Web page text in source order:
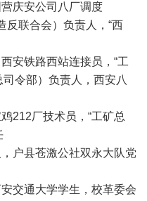
庆安公司八厂调度
反联合会）负责人，“西
安铁路西站连接员，“工
令部）负责人，西安八
212厂技术员，“工矿总
户县苍激公社双永大队党
交通大学学生，校革委会